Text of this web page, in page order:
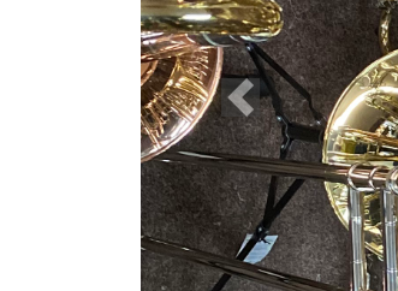
Previous